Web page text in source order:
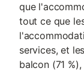
que
tout ce que
services, et
balcon (71